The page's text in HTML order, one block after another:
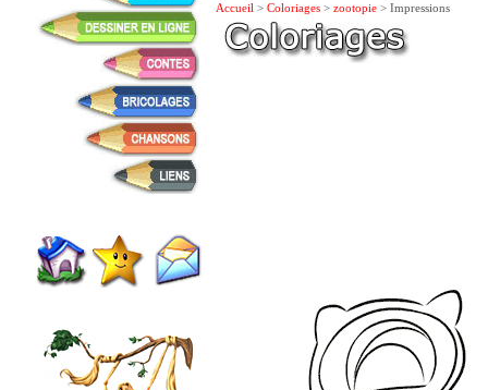
Accueil > Coloriages > zootopie > Impressions